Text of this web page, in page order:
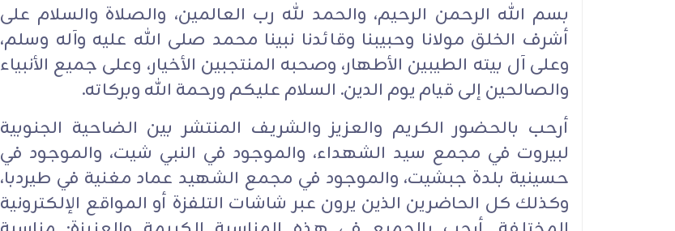
بسم الله الرحمن الرحيم، والحمد لله رب العالمين، والصلاة والسلام على
أشرف الخلق مولانا وحبيبنا ‏وقائدنا نبينا محمد ‏صلى الله عليه وآله وسلم،
وعلى آل بيته الطيبين الأطهار، وصحبه المنتجبين ‏الأخيار، وعلى جميع الأنبياء
والصالحين إلى ‏قيام يوم الدين. السلام عليكم ورحمة الله وبركاته.‏
أرحب بالحضور الكريم والعزيز والشريف المنتشر بين الضاحية الجنوبية
لبيروت في مجمع سيد ‏الشهداء، والموجود في ‏النبي شيت، والموجود في
حسينية بلدة جبشيت، والموجود في مجمع الشهيد ‏عماد مغنية في طيردبا،
وكذلك كل ‏الحاضرين الذين يرون عبر شاشات التلفزة أو المواقع الإلكترونية